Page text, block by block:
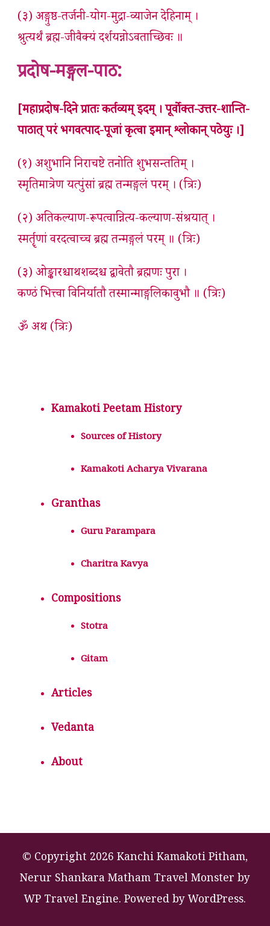
(३) अङ्गुष्ठ-तर्जनी-योग-मुद्रा-व्याजेन देहिनाम् ।
श्रुत्यर्थं ब्रह्म-जीवैक्यं दर्शयन्नोऽवताच्छिवः ॥
प्रदोष-मङ्गल-पाठ:
[महाप्रदोष-दिने प्रातः कर्तव्यम् इदम् । पूर्वोक्त-उत्तर-शान्ति-
पाठात् परं भगवत्पाद-पूजां कृत्वा इमान् श्लोकान् पठेयुः ।]
(१) अशुभानि निराचष्टे तनोति शुभसन्ततिम् ।
स्मृतिमात्रेण यत्पुंसां ब्रह्म तन्मङ्गलं परम् । (त्रिः)
(२) अतिकल्याण-रूपत्वान्नित्य-कल्याण-संश्रयात् ।
स्मर्तॄणां वरदत्वाच्च ब्रह्म तन्मङ्गलं परम् ॥ (त्रिः)
(३) ओङ्कारश्चाथशब्दश्च द्वावेतौ ब्रह्मणः पुरा ।
कण्ठं भित्त्वा विनिर्यातौ तस्मान्माङ्गलिकावुभौ ॥ (त्रिः)
ॐ अथ (त्रिः)
Kamakoti Peetam History
Sources of History
Kamakoti Acharya Vivarana
Granthas
Guru Parampara
Charitra Kavya
Compositions
Stotra
Gitam
Articles
Vedanta
About
© Copyright 2026 Kanchi Kamakoti Pitham,
Nerur Shankara Matham Travel Monster by
WP Travel Engine. Powered byWordPress.